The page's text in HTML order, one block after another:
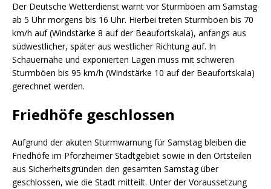
Der Deutsche Wetterdienst warnt vor Sturmböen am Samstag
ab 5 Uhr morgens bis 16 Uhr. Hierbei treten Sturmböen bis 70
km/h auf (Windstärke 8 auf der Beaufortskala), anfangs aus
südwestlicher, später aus westlicher Richtung auf. In
Schauernähe und exponierten Lagen muss mit schweren
Sturmböen bis 95 km/h (Windstärke 10 auf der Beaufortskala)
gerechnet werden.
Friedhöfe geschlossen
Aufgrund der akuten Sturmwarnung für Samstag bleiben die
Friedhöfe im Pforzheimer Stadtgebiet sowie in den Ortsteilen
aus Sicherheitsgründen den gesamten Samstag über
geschlossen, wie die Stadt mitteilt. Unter der Voraussetzung